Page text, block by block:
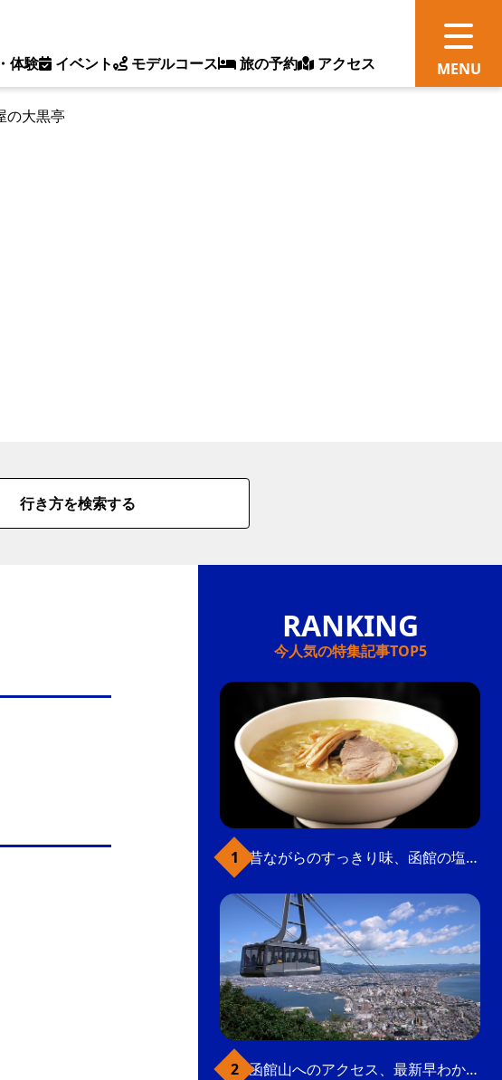
体験 イベント モデルコース 旅の予約 アクセス
の大黒亭
行き方を検索する
今人気の特集記事TOP5
昔ながらのすっきり味、函館の塩ラーメン
函館山へのアクセス、最新早わかりガイド